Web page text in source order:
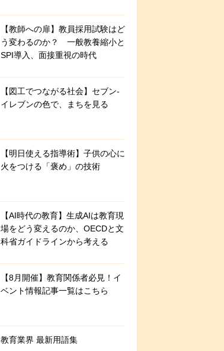
【教師への扉】教員採用試験はど
う変わるのか？ 一般教養縮小と
SPI導入、面接重視の時代
【図工でつながる社会】セブン‐
イレブンの色で、まちを見る
【明日使える指導術】子供の心に
火をつける「褒め」の技術
【AI時代の教育】生成AIは教育現
場をどう変えるのか、OECDと文
科省ガイドラインから考える
【8月開催】教育関係者必見！イ
ベント情報記事一覧はこちら
教育業界 最新用語集